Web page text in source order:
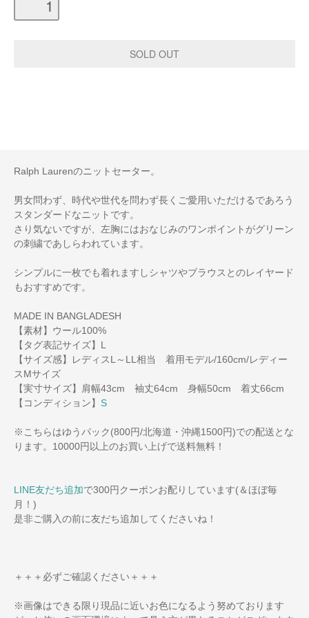
Ralph Laurenのニットセーター。
男女問わず、時代や世代を問わず長くご愛用いただけるであろう
スタンダードなニットです。
さり気ないですが、左胸にはおなじみのワンポイントがグリーン
の刺繍であしらわれています。
シンプルに一枚でも着れますしシャツやブラウスとのレイヤード
もおすすめです。
MADE IN BANGLADESH
【素材】ウール100%
【タグ表記サイズ】L
【サイズ感】レディスL～LL相当 着用モデル/160cm/レディー
スMサイズ
【実寸サイズ】肩幅43cm 袖丈64cm 身幅50cm 着丈66cm
【コンディション】 S
※こちらはゆうパック(800円/北海道・沖縄1500円)での配送とな
ります。10000円以上のお買い上げで送料無料！
LINE友だち追加で300円クーポンお配りしています(＆ほぼ毎
月！)
是非ご購入の前に友だち追加してくださいね！
＋＋＋必ずご確認ください＋＋＋
※画像はできる限り現品に近いお色になるよう努めております